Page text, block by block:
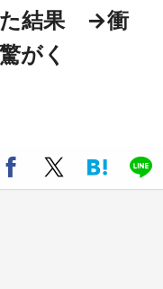
神奈川県の3度目コ
「小児がん」学べる
た結果 →衝
がく